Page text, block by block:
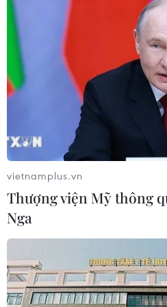
Phó Thủ tướng Phạm Thị
dự lễ khởi công xây Trường
Nam Đàn 1
07/08/2026 04:30
Hỗ trợ thúc đẩy xã hội học
mọi người dân đều có cơ hội
tri thức
07/08/2026 03:40
Vụ chuyên Tuyên Quang:
đã cấp
06/08/2026 13:55
vietnamplus.vn
Thượng viện Mỹ thông
Nga